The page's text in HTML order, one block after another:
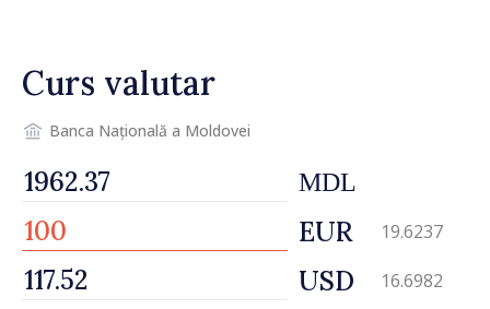
depășim blocajele și să dăm o
șansă localităților să se
dezvolte”
Curs valutar
Banca Națională a Moldovei
MDL
EUR 19.6237
USD 16.6982